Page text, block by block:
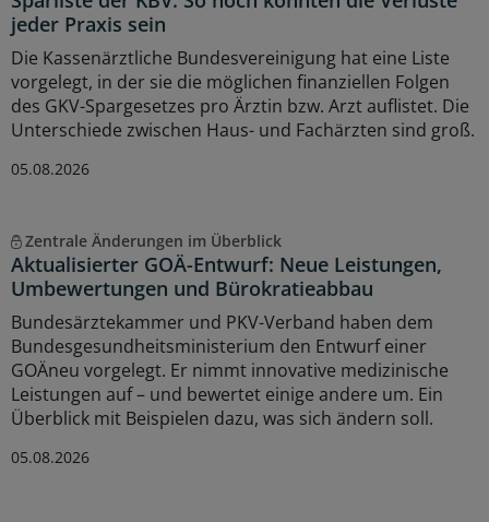
jeder Praxis sein
Die Kassenärztliche Bundesvereinigung hat eine Liste
vorgelegt, in der sie die möglichen finanziellen Folgen
des GKV-Spargesetzes pro Ärztin bzw. Arzt auflistet. Die
Unterschiede zwischen Haus- und Fachärzten sind groß.
05.08.2026
Zentrale Änderungen im Überblick
Aktualisierter GOÄ-Entwurf: Neue Leistungen,
Umbewertungen und Bürokratieabbau
Bundesärztekammer und PKV-Verband haben dem
Bundesgesundheitsministerium den Entwurf einer
GOÄneu vorgelegt. Er nimmt innovative medizinische
Leistungen auf – und bewertet einige andere um. Ein
Überblick mit Beispielen dazu, was sich ändern soll.
05.08.2026